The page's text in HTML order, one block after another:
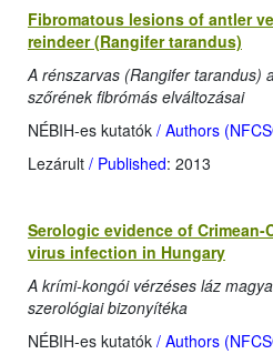
Fibromatous lesions of antler
reindeer (Rangifer tarandus)
A rénszarvas (Rangifer tarandus)
szőrének fibrómás elváltozásai
NÉBIH-es kutatók / Authors
Lezárult / Published: 2013
Serologic evidence of
virus infection in Hungary
A krími-kongói vérzéses láz
szerológiai bizonyítéka
NÉBIH-es kutatók / Authors